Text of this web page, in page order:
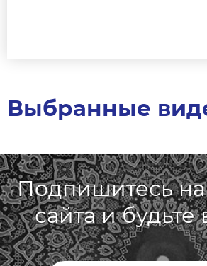
Выбранные
Подпишитесь на
сайта и будьте